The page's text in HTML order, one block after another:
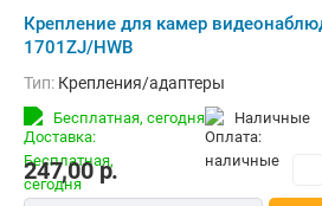
Крепление для камер
1701ZJ/HWB
Тип: Крепления/адаптеры
Бесплатная, сегодня наличные
247,00р.